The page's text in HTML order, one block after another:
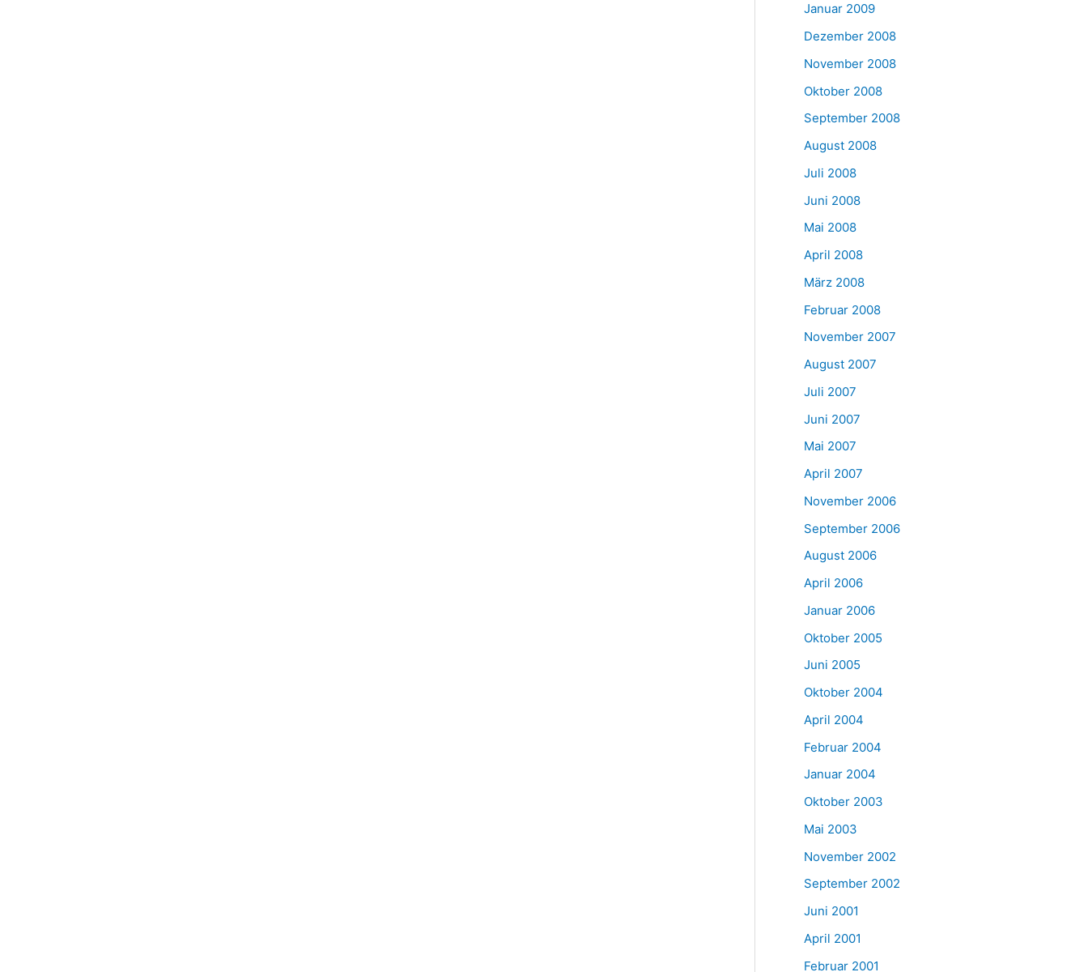
Januar 2009
Dezember 2008
November 2008
Oktober 2008
September 2008
August 2008
Juli 2008
Juni 2008
Mai 2008
April 2008
März 2008
Februar 2008
November 2007
August 2007
Juli 2007
Juni 2007
Mai 2007
April 2007
November 2006
September 2006
August 2006
April 2006
Januar 2006
Oktober 2005
Juni 2005
Oktober 2004
April 2004
Februar 2004
Januar 2004
Oktober 2003
Mai 2003
November 2002
September 2002
Juni 2001
April 2001
Februar 2001